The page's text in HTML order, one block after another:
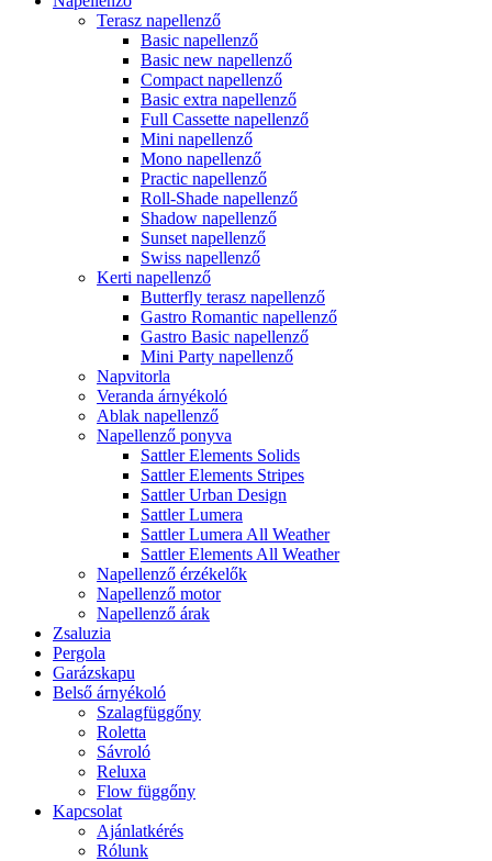
Terasz napellenző
Basic napellenző
Basic new napellenző
Compact napellenző
Basic extra napellenző
Full Cassette napellenző
Mini napellenző
Mono napellenző
Practic napellenző
Roll-Shade napellenző
Shadow napellenző
Sunset napellenző
Swiss napellenző
Kerti napellenző
Butterfly terasz napellenző
Gastro Romantic napellenző
Gastro Basic napellenző
Mini Party napellenző
Napvitorla
Veranda árnyékoló
Ablak napellenző
Napellenző ponyva
Sattler Elements Solids
Sattler Elements Stripes
Sattler Urban Design
Sattler Lumera
Sattler Lumera All Weather
Sattler Elements All Weather
Napellenző érzékelők
Napellenző motor
Napellenző árak
Zsaluzia
Pergola
Garázskapu
Belső árnyékoló
Szalagfüggőny
Roletta
Sávroló
Reluxa
Flow függőny
Kapcsolat
Ajánlatkérés
Rólunk